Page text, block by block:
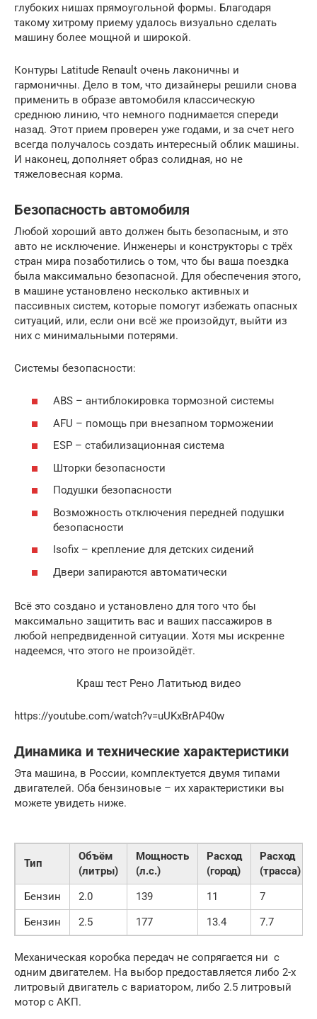
глубоких нишах прямоугольной формы. Благодаря
такому хитрому приему удалось визуально сделать
машину более мощной и широкой.
Контуры Latitude Renault очень лаконичны и
гармоничны. Дело в том, что дизайнеры решили снова
применить в образе автомобиля классическую
среднюю линию, что немного поднимается спереди
назад. Этот прием проверен уже годами, и за счет него
всегда получалось создать интересный облик машины.
И наконец, дополняет образ солидная, но не
тяжеловесная корма.
Безопасность автомобиля
Любой хороший авто должен быть безопасным, и это
авто не исключение. Инженеры и конструкторы с трёх
стран мира позаботились о том, что бы ваша поездка
была максимально безопасной. Для обеспечения этого,
в машине установлено несколько активных и
пассивных систем, которые помогут избежать опасных
ситуаций, или, если они всё же произойдут, выйти из
них с минимальными потерями.
Системы безопасности:
ABS – антиблокировка тормозной системы
AFU – помощь при внезапном торможении
ESP – стабилизационная система
Шторки безопасности
Подушки безопасности
Возможность отключения передней подушки
безопасности
Isofix – крепление для детских сидений
Двери запираются автоматически
Всё это создано и установлено для того что бы
максимально защитить вас и ваших пассажиров в
любой непредвиденной ситуации. Хотя мы искренне
надеемся, что этого не произойдёт.
Краш тест Рено Латитьюд видео
https://youtube.com/watch?v=uUKxBrAP40w
Динамика и технические характеристики
Эта машина, в России, комплектуется двумя типами
двигателей. Оба бензиновые – их характеристики вы
можете увидеть ниже.
Тип
Объём
(литры)
Мощность
(л.с.)
Расход
(город)
Расход
(трасса)
Бензин
2.0 139 11
7
Бензин
2.5 177 13.4 7.7
Механическая коробка передач не сопрягается ни с
одним двигателем. На выбор предоставляется либо 2-х
литровый двигатель с вариатором, либо 2.5 литровый
мотор с АКП.